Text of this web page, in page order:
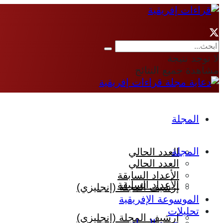
لا توجد نتيجة
مشاهدة جميع النتائج
المجلة
العدد الحالي
الأعداد السابقة
إرشيف المجلة (إنجليزي)
المجلة
العدد الحالي
الأعداد السابقة
إرشيف المجلة (إنجليزي)
الموسوعة الإفريقية
تحليلات